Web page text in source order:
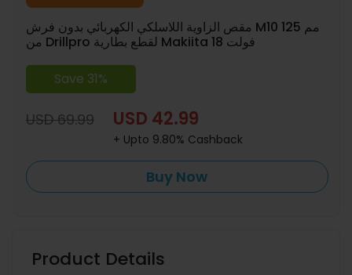
مقص الزاوية اللاسلكي الكهربائي بدون فرش M10 125 مم
من Drillpro لقطع بطارية Makiita 18 فولت
Save 31%
USD 69.99 USD 42.99
+ Upto 9.80% Cashback
Buy Now
Product Details